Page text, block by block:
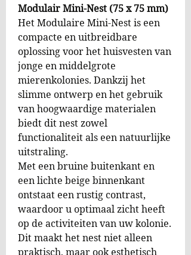
Modulair Mini-Nest (75 x 75 mm)
Het Modulaire Mini-Nest is een
compacte en uitbreidbare
oplossing voor het huisvesten van
jonge en middelgrote
mierenkolonies. Dankzij het
slimme ontwerp en het gebruik
van hoogwaardige materialen
biedt dit nest zowel
functionaliteit als een natuurlijke
uitstraling.
Met een bruine buitenkant en
een lichte beige binnenkant
ontstaat een rustig contrast,
waardoor u optimaal zicht heeft
op de activiteiten van uw kolonie.
Dit maakt het nest niet alleen